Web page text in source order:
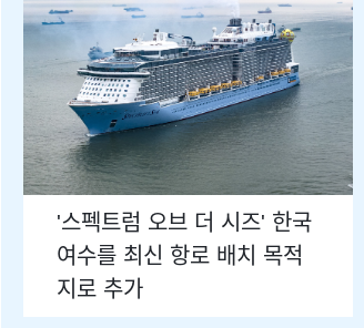
'스펙트럼 오브 더 시즈' 한국
여수를 최신 항로 배치 목적
지로 추가